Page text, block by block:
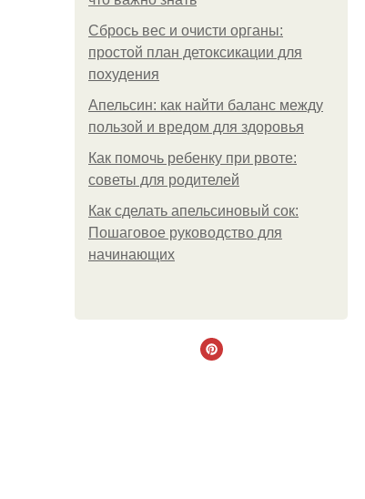
Сбрось вес и очисти органы:
простой план детоксикации для
похудения
Апельсин: как найти баланс между
пользой и вредом для здоровья
Как помочь ребенку при рвоте:
советы для родителей
Как сделать апельсиновый сок:
Пошаговое руководство для
начинающих